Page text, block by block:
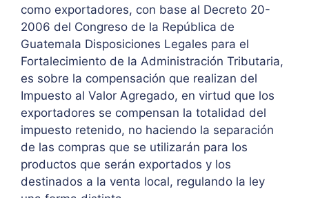
como exportadores, con base al Decreto 20-
2006 del Congreso de la República de
Guatemala Disposiciones Legales para el
Fortalecimiento de la Administración Tributaria,
es sobre la compensación que realizan del
Impuesto al Valor Agregado, en virtud que los
exportadores se compensan la totalidad del
impuesto retenido, no haciendo la separación
de las compras que se utilizarán para los
productos que serán exportados y los
destinados a la venta local, regulando la ley